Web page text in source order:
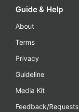
Guide & Help
About
Terms
Privacy
Guideline
Media Kit
Feedback/Requests